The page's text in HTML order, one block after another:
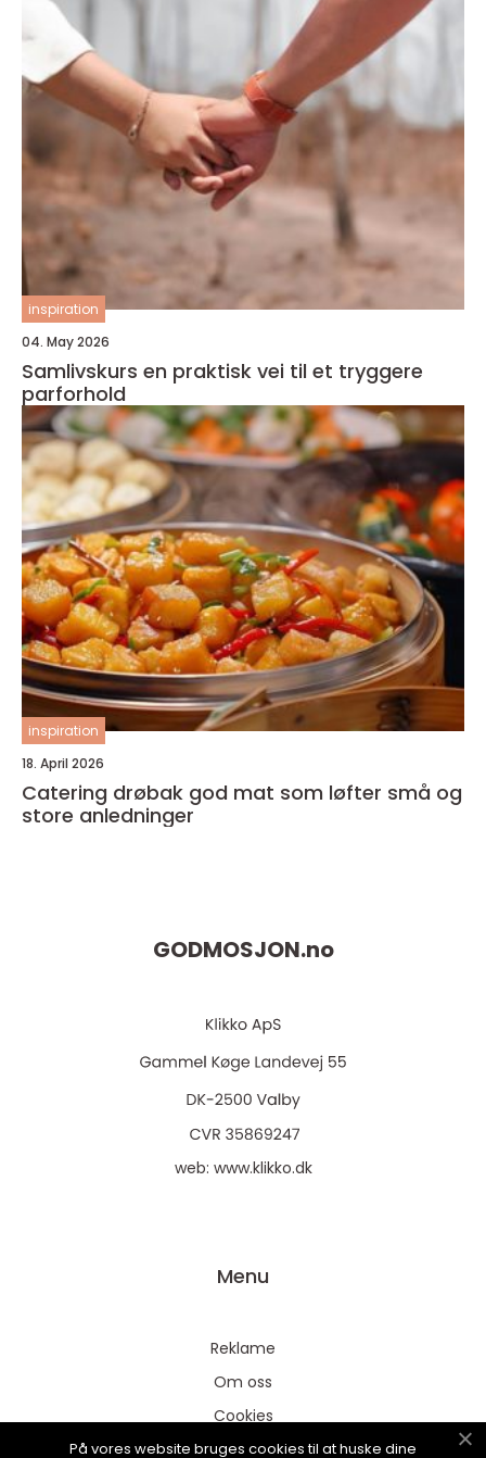
inspiration
04. May 2026
Samlivskurs en praktisk vei til et tryggere
parforhold
inspiration
18. April 2026
Catering drøbak god mat som løfter små og
store anledninger
GODMOSJON.no
web: www.klikko.dk
Menu
Reklame
Om oss
Cookies
Kontakt Oss
På vores website bruges cookies til at huske dine